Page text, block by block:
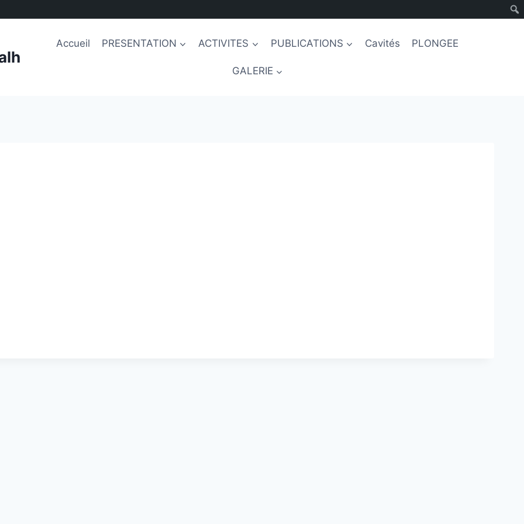
Accueil PRESENTATION ACTIVITES PUBLICATIONS Cavités PLONGEE
GALERIE